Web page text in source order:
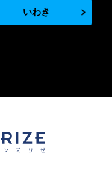
いわき